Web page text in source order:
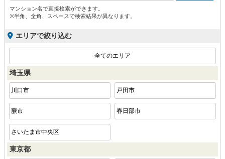
マンション名で直接検索ができます。
※半角、全角、スペースで検索結果が異なります。
エリアで絞り込む
全てのエリア
埼玉県
川口市 戸田市
蕨市 春日部市
さいたま市中央区
東京都